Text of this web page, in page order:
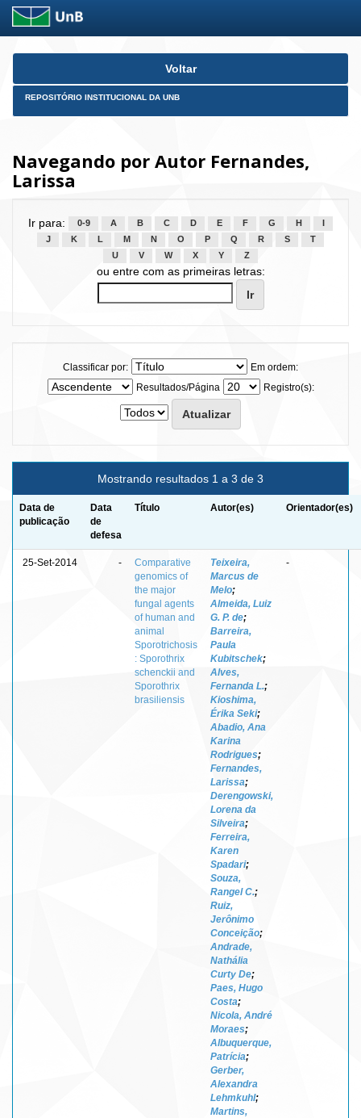
Skip
Voltar
REPOSITÓRIO INSTITUCIONAL DA UNB
Navegando por Autor Fernandes,
Larissa
Ir para: 0-9 A B C D E F G H
J
K L M N O P Q R S
T
U
V W X Y Z
ou entre com as primeiras letras:
Classificar por:
Em ordem:
Resultados/Página
Registro(s):
Mostrando resultados 1 a 3 de 3
Data de
publicação
Data
de
defesa
Título Autor(es) Orientador(es)
25-Set-2014 -
Comparative
genomics of
the major
fungal agents
of human and
animal
Sporotrichosis
: Sporothrix
schenckii and
Sporothrix
brasiliensis
Teixeira,
Marcus de
Melo;
Almeida, Luiz
G. P. de;
Barreira,
Paula
Kubitschek;
Alves,
Fernanda L.;
Kioshima,
Érika Seki;
Abadio, Ana
Karina
Rodrigues;
Fernandes,
Larissa;
Derengowski,
Lorena da
Silveira;
Ferreira,
Karen
Spadari;
Souza,
Rangel C.;
Ruiz,
Jerônimo
Conceição;
Andrade,
Nathália
Curty De;
Paes, Hugo
Costa;
Nicola, André
Moraes;
Albuquerque,
Patrícia;
Gerber,
Alexandra
Lehmkuhl;
Martins,
-